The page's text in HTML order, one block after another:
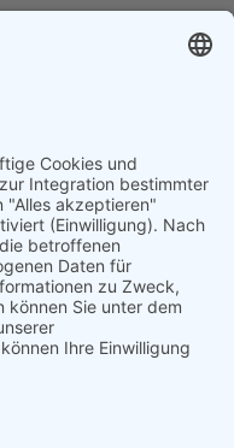
Abschluss des Auftrags
und Ablauf der ggf.
gelöscht.
Dienstleistungen und
an Dritte nur dann, wenn
notwendig ist, etwa an das
Kreditinstitut.
erfolgt nicht bzw. nur
zugestimmt haben.
ausdrückliche
erfolgt nicht.
gestattet.